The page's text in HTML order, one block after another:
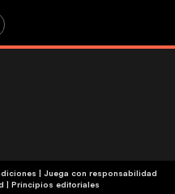
y Condiciones | Juega con responsabilidad
| Principios editoriales